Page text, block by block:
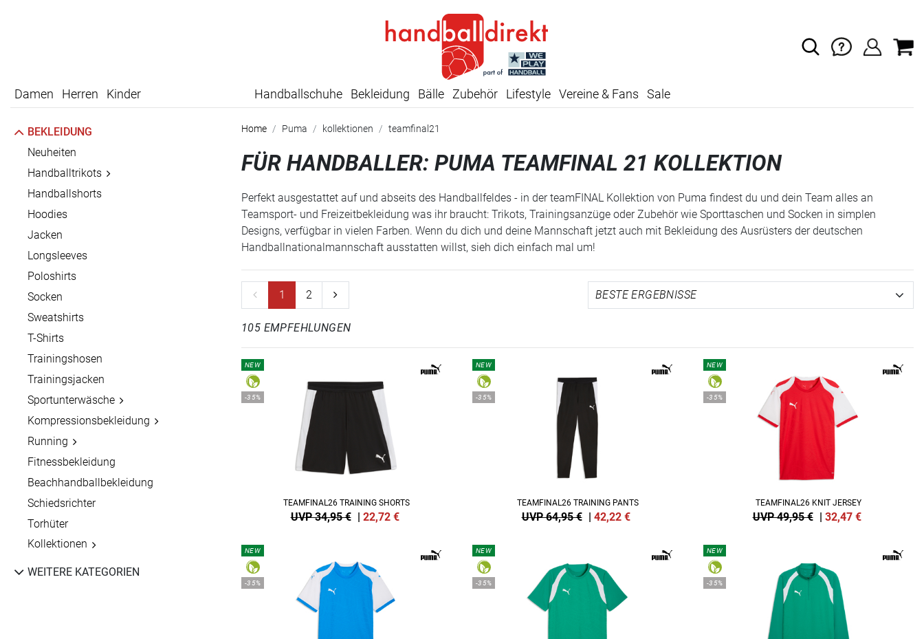
SUMMER SALE: SPARE BIS ZU 65%
Damen Herren Kinder Handballschuhe Bekleidung Bälle Zubehör Lifestyle Vereine & Fans Sale
BEKLEIDUNG
Neuheiten
Handballtrikots
Handballshorts
Hoodies
Jacken
Longsleeves
Poloshirts
Socken
Sweatshirts
T-Shirts
Trainingshosen
Trainingsjacken
Sportunterwäsche
Kompressionsbekleidung
Running
Fitnessbekleidung
Beachhandballbekleidung
Schiedsrichter
Torhüter
Kollektionen
WEITERE KATEGORIEN
Home Puma kollektionen teamfinal21
FÜR HANDBALLER: PUMA TEAMFINAL 21 KOLLEKTION
Perfekt ausgestattet auf und abseits des Handballfeldes - in der teamFINAL Kollektion von Puma findest du und dein Team alles an
Teamsport- und Freizeitbekleidung was ihr braucht: Trikots, Trainingsanzüge oder Zubehör wie Sporttaschen und Socken in simplen
Designs, verfügbar in vielen Farben. Wenn du dich und deine Mannschaft jetzt auch mit Bekleidung des Ausrüsters der deutschen
Handballnationalmannschaft ausstatten willst, sieh dich einfach mal um!
1 2
105 EMPFEHLUNGEN
NEW
-35%
TEAMFINAL26 TRAINING SHORTS
UVP 34,95 € | 22,72 €
NEW
-35%
TEAMFINAL26 TRAINING PANTS
UVP 64,95 € | 42,22 €
NEW
-35%
TEAMFINAL26 KNIT JERSEY
UVP 49,95 € | 32,47 €
NEW
-35%
NEW
-35%
NEW
-35%